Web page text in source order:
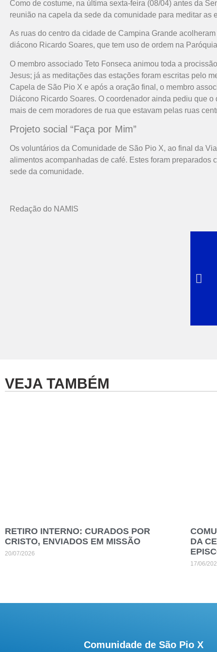
Como de costume, na última sexta-feira (08/04) antes da
reunião na capela da sede da comunidade para meditar as
As ruas do centro da cidade de Campina Grande
diácono Ricardo Soares, que tem uso de ordem na
O membro associado Teto Fonseca animou toda a
Jesus; já as meditações das estações foram escritas pelo
Capela de São Pio X e após a oração final, o membro
Diácono Ricardo Soares. O coordenador ainda pediu que
mais de cem moradores de rua que estavam pelas ruas
Projeto social “Faça por Mim”
Os voluntários da Comunidade de São Pio X, ao final da
alimentos acompanhadas de café. Estes foram
sede da comunidade.
Redação do NAMIS
VEJA TAMBÉM
RETIRO INTERNO: CURADOS POR
CRISTO, ENVIADOS EM MISSÃO
20/07/2026
DA
17/06/
Comunidade de São Pio X